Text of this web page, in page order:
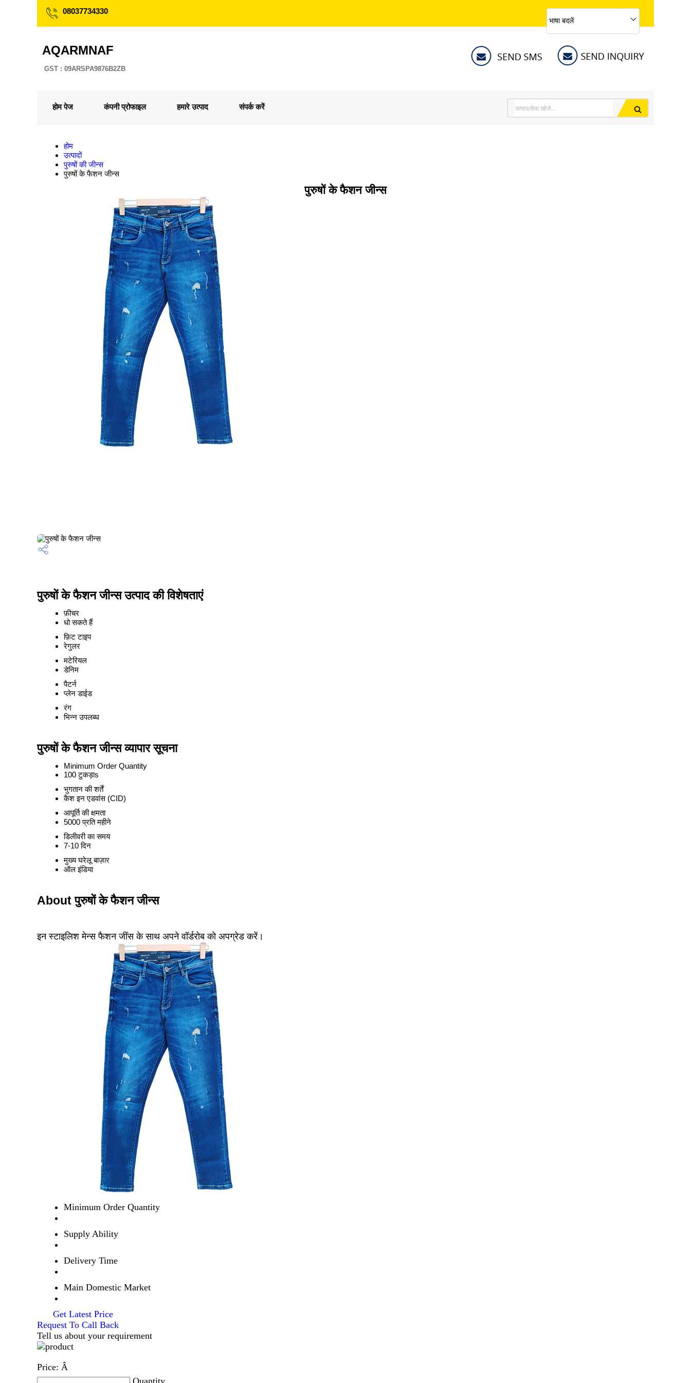
08037734330
भाषा बदलें
AQARMNAF
GST : 09ARSPA9876B2ZB
होम पेज कंपनी प्रोफाइल हमारे उत्पाद संपर्क करें
होम
उत्पादों
पुरुषों की जीन्स
पुरुषों के फैशन जीन्स
पुरुषों के फैशन जीन्स
पुरुषों के फैशन जीन्स उत्पाद की विशेषताएं
फ़ीचर
धो सकते हैं
फ़िट टाइप
रेगुलर
मटेरियल
डेनिम
पैटर्न
प्लेन डाईड
रंग
भिन्न उपलब्ध
पुरुषों के फैशन जीन्स व्यापार सूचना
Minimum Order Quantity
100 टुकड़ाs
भुगतान की शर्तें
कैश इन एडवांस (CID)
आपूर्ति की क्षमता
5000 प्रति महीने
डिलीवरी का समय
7-10 दिन
मुख्य घरेलू बाज़ार
ऑल इंडिया
About पुरुषों के फैशन जीन्स
इन स्टाइलिश मेन्स फैशन जींस के साथ अपने वॉर्डरोब को अपग्रेड करें।
Minimum Order Quantity
Supply Ability
Delivery Time
Main Domestic Market
Get Latest Price
Request To Call Back
Tell us about your requirement
Price: Â
Quantity